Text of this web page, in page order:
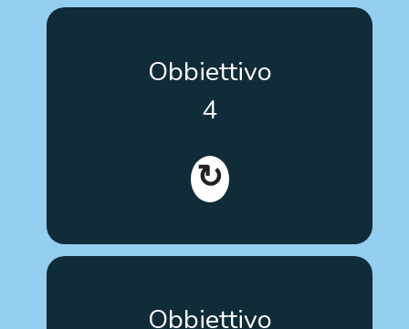
Obbiettivo
4
↻
persone con autismo nella presa di decisioni
Obbiettivo
basata su evidenze scientifiche nelle terapie